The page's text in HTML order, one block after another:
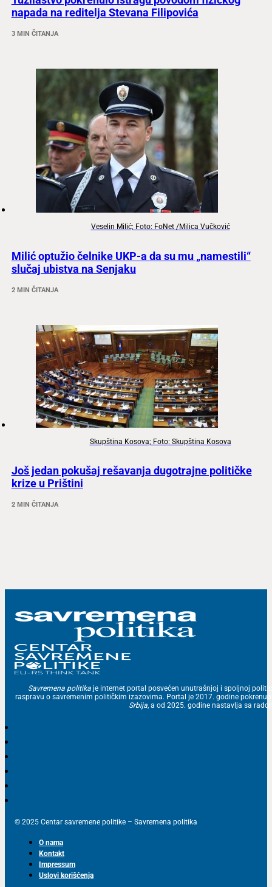
napada na reditelja Stevana Filipovića
3 MIN ČITANJA
Veselin Milić; Foto: FoNet /Milica Vučković
Milić optužio čelnike UKP-a da su mu „namestili“
slučaj ubistva na Senjaku
2 MIN ČITANJA
Skupština Kosova; Foto: Skupština Kosova
Još jedan pokušaj rešavanja dugotrajne političke
krize u Prištini
2 MIN ČITANJA
Savremena politika je internet portal posvećen unutrašnjoj i spoljnoj
raspravu o savremenim političkim izazovima. Portal je 2017. godine
Srbija, a od 2025. godine nastavlja sa
© 2025 Centar savremene politike – Savremena politika
O nama
Kontakt
Impressum
Uslovi korišćenja